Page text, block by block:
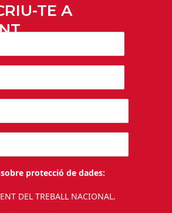
TE A
protecció de dades:
DEL TREBALL NACIONAL.